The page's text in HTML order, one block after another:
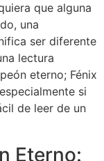
que alguna
una
ser diferente
lectura
eterno; Fénix
si
de leer de un
Eterno: